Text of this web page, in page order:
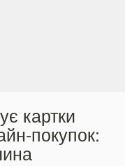
картки
покупок: